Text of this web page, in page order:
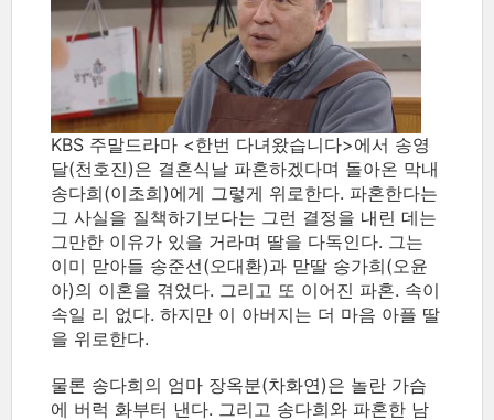
KBS 주말드라마 <한번 다녀왔습니다>에서 송영
달(천호진)은 결혼식날 파혼하겠다며 돌아온 막내
송다희(이초희)에게 그렇게 위로한다. 파혼한다는
그 사실을 질책하기보다는 그런 결정을 내린 데는
그만한 이유가 있을 거라며 딸을 다독인다. 그는
이미 맏아들 송준선(오대환)과 맏딸 송가희(오윤
아)의 이혼을 겪었다. 그리고 또 이어진 파혼. 속이
속일 리 없다. 하지만 이 아버지는 더 마음 아플 딸
을 위로한다.
물론 송다희의 엄마 장옥분(차화연)은 놀란 가슴
에 버럭 화부터 낸다. 그리고 송다희와 파혼한 남